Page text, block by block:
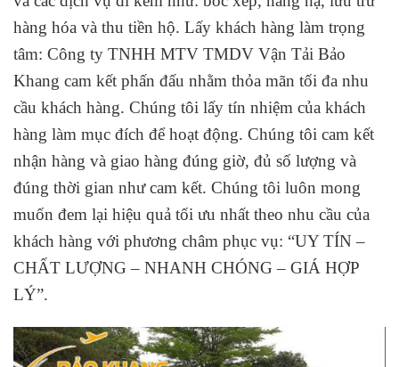
hàng hóa và thu tiền hộ. Lấy khách hàng làm trọng
tâm: Công ty TNHH MTV TMDV Vận Tải Bảo
Khang cam kết phấn đấu nhằm thỏa mãn tối đa nhu
cầu khách hàng. Chúng tôi lấy tín nhiệm của khách
hàng làm mục đích để hoạt động. Chúng tôi cam kết
nhận hàng và giao hàng đúng giờ, đủ số lượng và
đúng thời gian như cam kết. Chúng tôi luôn mong
muốn đem lại hiệu quả tối ưu nhất theo nhu cầu của
khách hàng với phương châm phục vụ: “UY TÍN –
CHẤT LƯỢNG – NHANH CHÓNG – GIÁ HỢP
LÝ”.